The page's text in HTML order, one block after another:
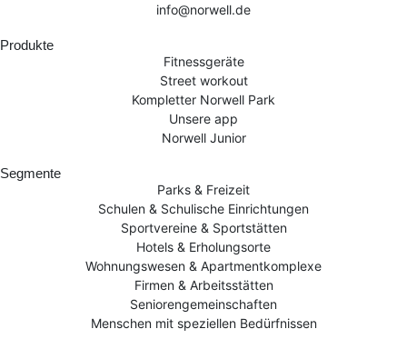
info@norwell.de
Produkte
Fitnessgeräte
Street workout
Kompletter Norwell Park
Unsere app
Norwell Junior
Segmente
Parks & Freizeit
Schulen & Schulische Einrichtungen
Sportvereine & Sportstätten
Hotels & Erholungsorte
Wohnungswesen & Apartmentkomplexe
Firmen & Arbeitsstätten
Seniorengemeinschaften
Menschen mit speziellen Bedürfnissen